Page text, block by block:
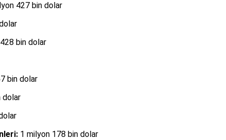
427 bin dolar
bin dolar
bin dolar
dolar
1 milyon 178 bin dolar